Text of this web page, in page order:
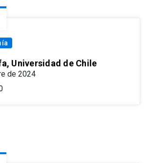
Universidad de Chile
de 2024